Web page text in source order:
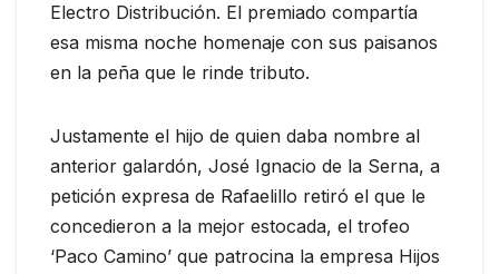
Electro Distribución. El premiado compartía
esa misma noche homenaje con sus paisanos
en la peña que le rinde tributo.
Justamente el hijo de quien daba nombre al
anterior galardón, José Ignacio de la Serna, a
petición expresa de Rafaelillo retiró el que le
concedieron a la mejor estocada, el trofeo
‘Paco Camino’ que patrocina la empresa Hijos